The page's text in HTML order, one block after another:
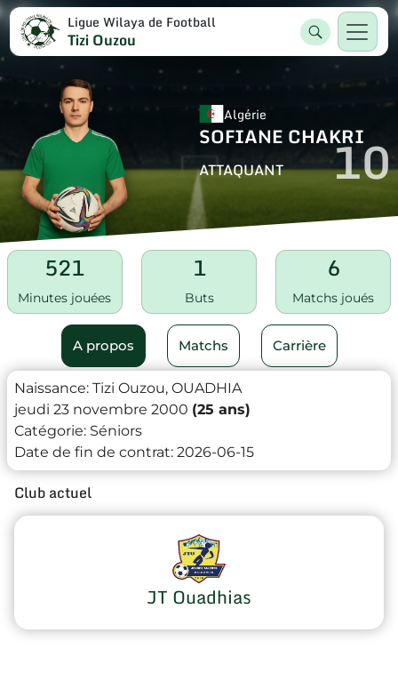
Ligue Wilaya de Football
Tizi Ouzou
Algérie
SOFIANE CHAKRI
ATTAQUANT 10
521
Minutes jouées
1
Buts
6
Matchs joués
A propos Matchs Carrière
Naissance: Tizi Ouzou, OUADHIA
jeudi 23 novembre 2000 (25 ans)
Catégorie: Séniors
Date de fin de contrat: 2026-06-15
Club actuel
JT Ouadhias